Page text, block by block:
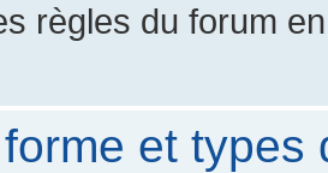
règles du forum
et types